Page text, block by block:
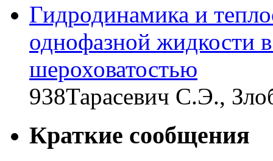
Гидродинамика и
однофазной жидкости
шероховатостью
938Тарасевич С.Э.,
Краткие сообщения